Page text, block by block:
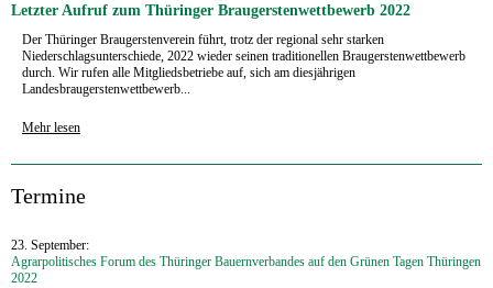
Letzter Aufruf zum Thüringer Braugerstenwettbewerb 2022
Der Thüringer Braugerstenverein führt, trotz der regional sehr starken
Niederschlagsunterschiede, 2022 wieder seinen traditionellen Braugerstenwettbewerb
durch. Wir rufen alle Mitgliedsbetriebe auf, sich am diesjährigen
Landesbraugerstenwettbewerb...
Mehr lesen
‍Termine
23. September:
Agrarpolitisches Forum des Thüringer Bauernverbandes auf den Grünen Tagen Thüringen
2022